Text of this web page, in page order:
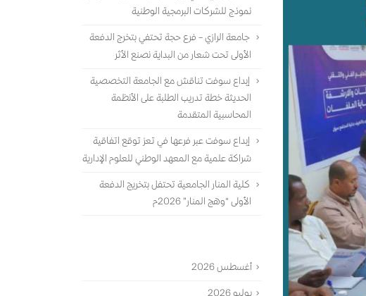
نموذج للشركات البرمجية الوطنية
جامعة الرازي – فرع حجة تحتفي بتخرج الدفعة
الأولى تحت شعار من البداية نصنع الأثر
إبداع سوفت تناقش مع الجامعة التخصصية
الحديثة خطة تدريب الطلبة على الأنظمة
المحاسبية المتقدمة
إبداع سوفت عبر فرعها في تعز توقع اتفاقية
شراكة علمية مع المعهد الوطني للعلوم الإدارية
كلية المنار الجامعية تحتفل بتخريج الدفعة
الأولى “وهج المنار” 2026م
أغسطس 2026